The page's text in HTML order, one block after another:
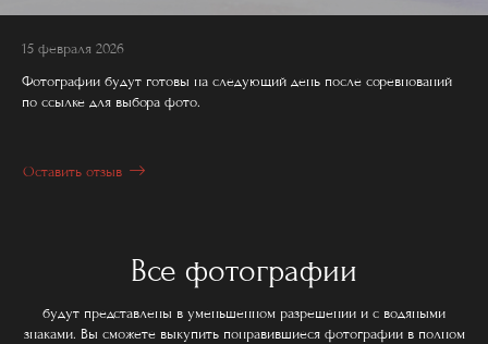
15 февраля 2026
Фотографии будут готовы на следующий день после соревнований
по ссылке для выбора фото.
Оставить отзыв
Все фотографии
будут представлены в уменьшенном разрешении и с водяными
знаками. Вы сможете выкупить понравившиеся фотографии в полном